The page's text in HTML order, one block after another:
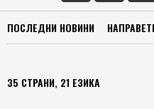
ПОСЛЕДНИ НОВИНИ
35 СТРАНИ, 21 ЕЗИКА